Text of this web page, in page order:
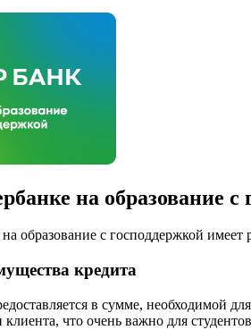
на образование с
образование с господдержкой
кредита
в сумме, необходимой
что очень важно для